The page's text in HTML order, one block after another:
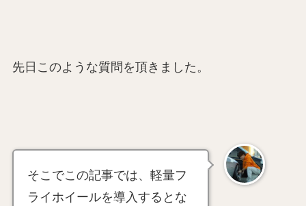
先日このような質問を頂きました。
そこでこの記事では、軽量フ
ライホイールを導入するとな